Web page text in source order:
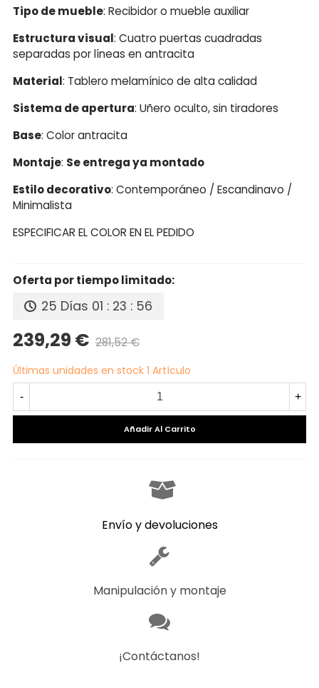
Tipo de mueble: Recibidor o mueble auxiliar
Estructura visual: Cuatro puertas cuadradas
separadas por líneas en antracita
Material: Tablero melamínico de alta calidad
Sistema de apertura: Uñero oculto, sin tiradores
Base: Color antracita
Montaje: Se entrega ya montado
Estilo decorativo: Contemporáneo / Escandinavo /
Minimalista
ESPECIFICAR EL COLOR EN EL PEDIDO
Oferta por tiempo limitado:
25 Días 01 : 23 : 55
239,29 € 281,52 €
Últimas unidades en stock 1 Artículo
- +
Añadir Al Carrito
Envío y devoluciones
Manipulación y montaje
¡Contáctanos!